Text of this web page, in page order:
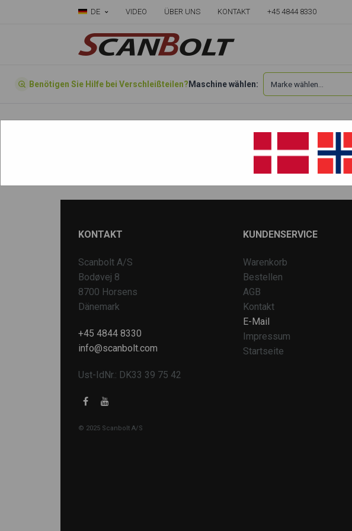
DE VIDEO ÜBER UNS KONTAKT +45 4844 8330
Benötigen Sie Hilfe bei Verschleißteilen? Maschine wählen:
1280 B
KONTAKT
Scanbolt A/S
Bodøvej 8
8700 Horsens
Dänemark
+45 4844 8330
info@scanbolt.com
Ust-IdNr.: DK33 39 75 42
© 2025 Scanbolt A/S
KUNDENSERVICE
Warenkorb
Bestellen
AGB
Kontakt
E-Mail
Impressum
Startseite